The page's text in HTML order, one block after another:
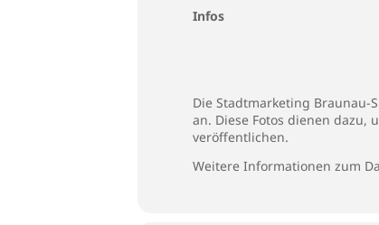
Infos
Die Stadtmarketing Braunau-
an. Diese Fotos dienen dazu,
veröffentlichen.
Weitere Informationen zum